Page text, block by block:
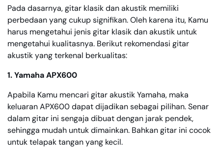
Pada dasarnya, gitar klasik dan akustik memiliki
perbedaan yang cukup signifikan. Oleh karena itu, Kamu
harus mengetahui jenis gitar klasik dan akustik untuk
mengetahui kualitasnya. Berikut rekomendasi gitar
akustik yang terkenal berkualitas:
1. Yamaha APX600
Apabila Kamu mencari gitar akustik Yamaha, maka
keluaran APX600 dapat dijadikan sebagai pilihan. Senar
dalam gitar ini sengaja dibuat dengan jarak pendek,
sehingga mudah untuk dimainkan. Bahkan gitar ini cocok
untuk telapak tangan yang kecil.